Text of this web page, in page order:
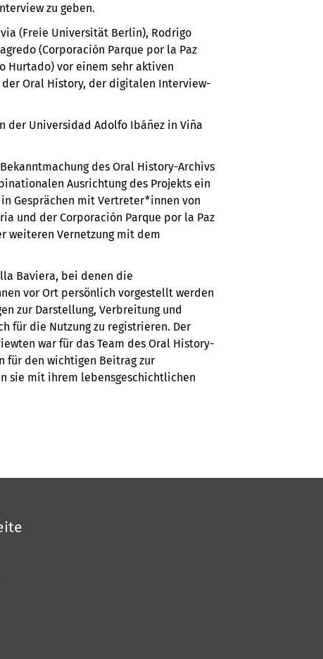
zu geben.
(Freie Universität Berlin), Rodrigo
(Corporación Parque por la Paz
Hurtado) vor einem sehr aktiven
Oral History, der digitalen Interview-
der Universidad Adolfo Ibáñez in Viña
des Oral History-Archivs
Ausrichtung des Projekts ein
Gesprächen mit Vertreter*innen von
und der Corporación Parque por la Paz
weiteren Vernetzung mit dem
Baviera, bei denen die
vor Ort persönlich vorgestellt werden
zur Darstellung, Verbreitung und
für die Nutzung zu registrieren. Der
war für das Team des Oral History-
für den wichtigen Beitrag zur
sie mit ihrem lebensgeschichtlichen